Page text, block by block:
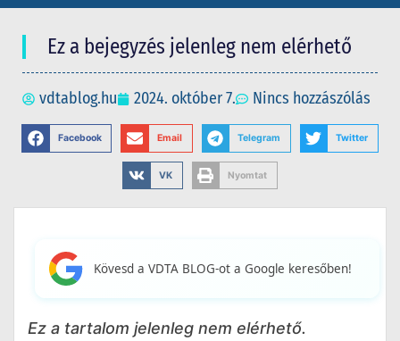
Ez a bejegyzés jelenleg nem elérhető
vdtablog.hu 2024. október 7. Nincs hozzászólás
Facebook Email Telegram Twitter
VK Nyomtat
Kövesd a VDTA BLOG-ot a Google keresőben!
Ez a tartalom jelenleg nem elérhető.